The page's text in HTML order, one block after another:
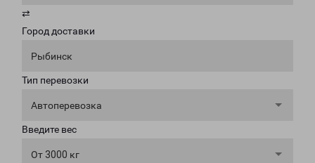
⇄
Город доставки
Рыбинск
Тип перевозки
Автоперевозка
Введите вес
От 3000 кг